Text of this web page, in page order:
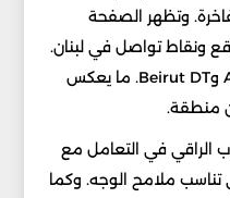
وتظهر الصفحة
ونقاط تواصل في لبنان.
من بينها Dbayeh وABC Verdun وBeirut DT. ما يعكس
منطقة.
الراقي في التعامل مع
تناسب ملامح الوجه. وكما